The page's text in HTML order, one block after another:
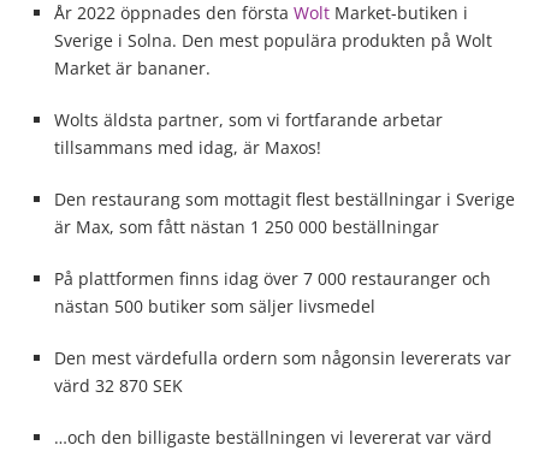
År 2022 öppnades den första Wolt Market-butiken i
Sverige i Solna. Den mest populära produkten på Wolt
Market är bananer.
Wolts äldsta partner, som vi fortfarande arbetar
tillsammans med idag, är Maxos!
Den restaurang som mottagit flest beställningar i Sverige
är Max, som fått nästan 1 250 000 beställningar
På plattformen finns idag över 7 000 restauranger och
nästan 500 butiker som säljer livsmedel
Den mest värdefulla ordern som någonsin levererats var
värd 32 870 SEK
…och den billigaste beställningen vi levererat var värd